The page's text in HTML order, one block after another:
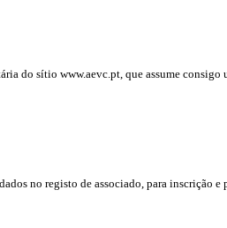
do sítio www.aevc.pt, que assume
no registo de associado, para inscrição e